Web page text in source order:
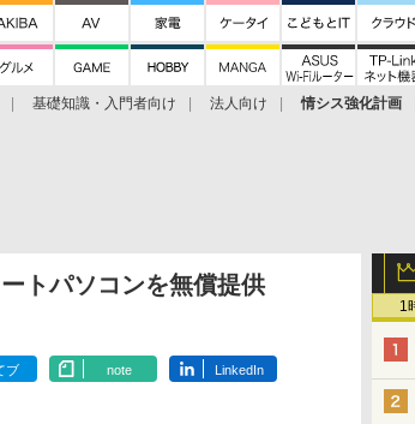
基礎知識・入門者向け 法人向け 情シス強化計画
1
トパソコンを無償提供
ブ note LinkedIn